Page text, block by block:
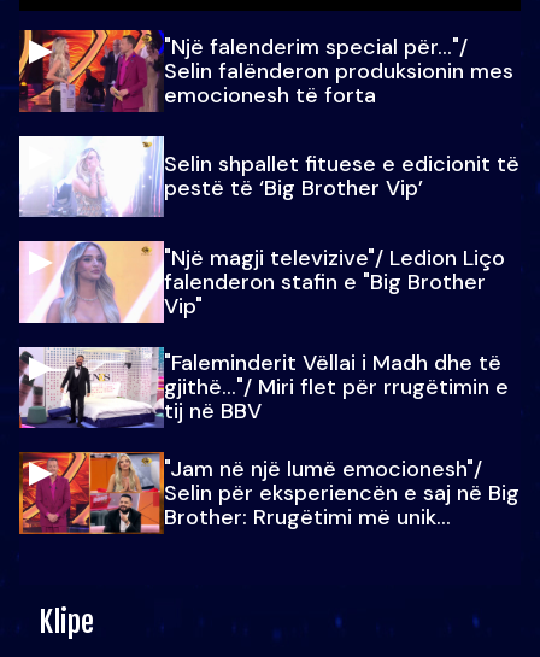
"Një falenderim special për…"/
Selin falënderon produksionin mes
emocionesh të forta
Selin shpallet fituese e edicionit të
pestë të ‘Big Brother Vip’
"Një magji televizive"/ Ledion Liço
falenderon stafin e "Big Brother
Vip"
"Faleminderit Vëllai i Madh dhe të
gjithë…"/ Miri flet për rrugëtimin e
tij në BBV
"Jam në një lumë emocionesh"/
Selin për eksperiencën e saj në Big
Brother: Rrugëtimi më unik…
Klipe